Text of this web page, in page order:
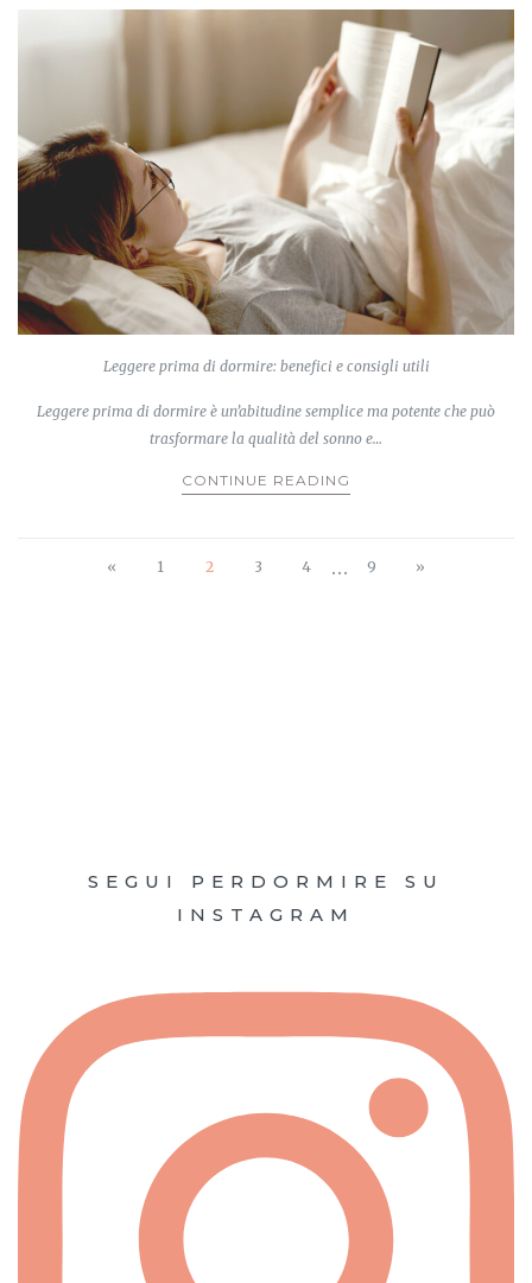
Leggere prima di dormire: benefici e consigli utili
Leggere prima di dormire è un’abitudine semplice ma potente che può
trasformare la qualità del sonno e…
CONTINUE READING
« 1 2 3 4 … 9 »
SEGUI PERDORMIRE SU
INSTAGRAM